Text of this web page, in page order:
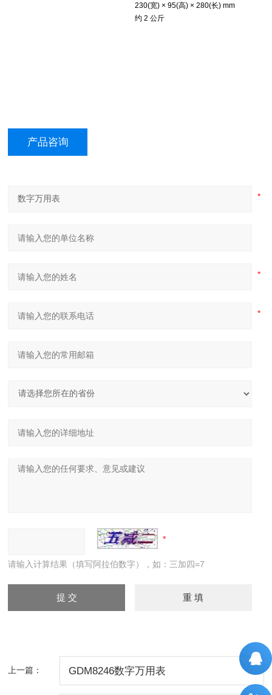
230(宽) × 95(高) × 280(长) mm
约 2 公斤
产品咨询
请输入计算结果（填写阿拉伯数字），如：三加四=7
上一篇： GDM8246数字万用表